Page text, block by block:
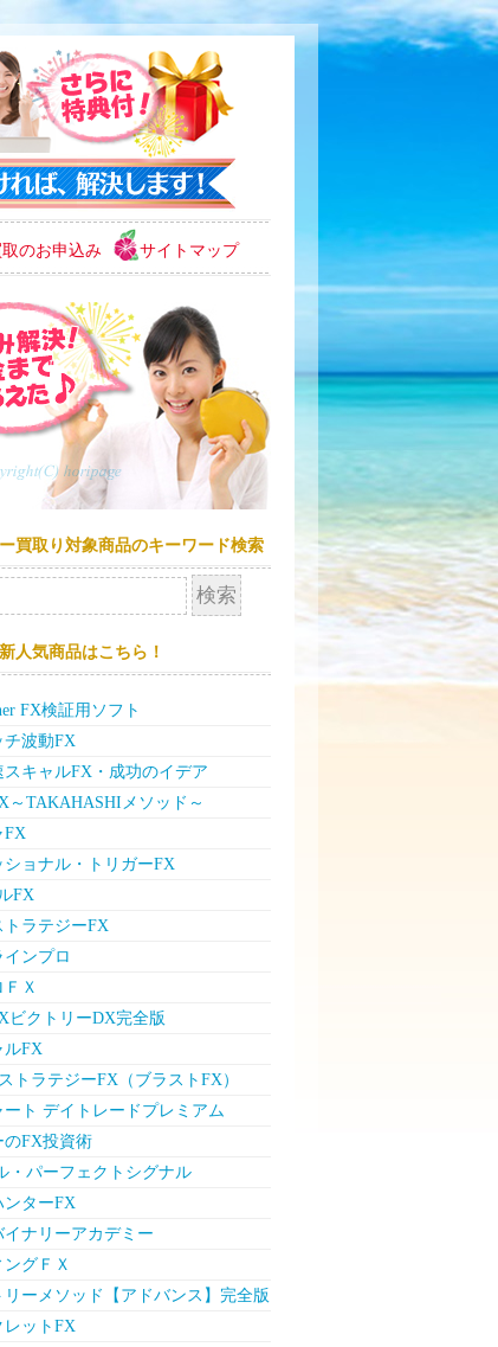
取のお申込み サイトマップ
買取り対象商品のキーワード検索
人気商品はこちら！
FX検証用ソフト
チ波動FX
スキャルFX・成功のイデア
～TAKAHASHIメソッド～
FX
ショナル・トリガーFX
FX
トラテジーFX
インプロ
Ｘ
ビクトリーDX完全版
ルFX
トラテジーFX（ブラストFX）
ート デイトレードプレミアム
のFX投資術
・パーフェクトシグナル
ンターFX
イナリーアカデミー
グＦＸ
リーメソッド【アドバンス】完全版
レットFX